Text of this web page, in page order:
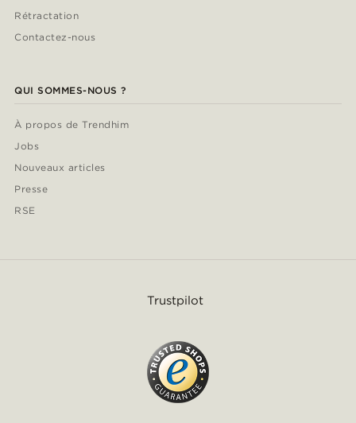
Rétractation
Contactez-nous
QUI SOMMES-NOUS ?
À propos de Trendhim
Jobs
Nouveaux articles
Presse
RSE
Trustpilot